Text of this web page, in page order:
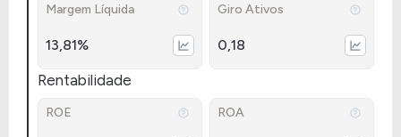
Margem Líquida
13,81%
Giro Ativos
0,18
Rentabilidade
ROE ROA